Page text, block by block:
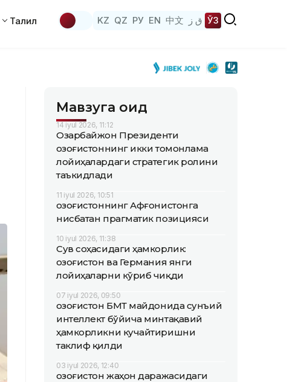
Таҳлил KZ QZ РУ EN 中文 ق ز ЎЗ
Мавзуга оид
14 iyul 2026, 11:12
Озарбайжон Президенти
Қозоғистоннинг икки томонлама
лойиҳалардаги стратегик ролини
таъкидлади
11 iyul 2026, 10:51
Қозоғистоннинг Афғонистонга
нисбатан прагматик позицияси
10 iyul 2026, 11:38
Сув соҳасидаги ҳамкорлик:
Қозоғистон ва Германия янги
лойиҳаларни кўриб чиқди
07 iyul 2026, 09:50
Қозоғистон БМТ майдонида сунъий
интеллект бўйича минтақавий
ҳамкорликни кучайтиришни
таклиф қилди
03 iyul 2026, 12:40
Қозоғистон жаҳон даражасидаги